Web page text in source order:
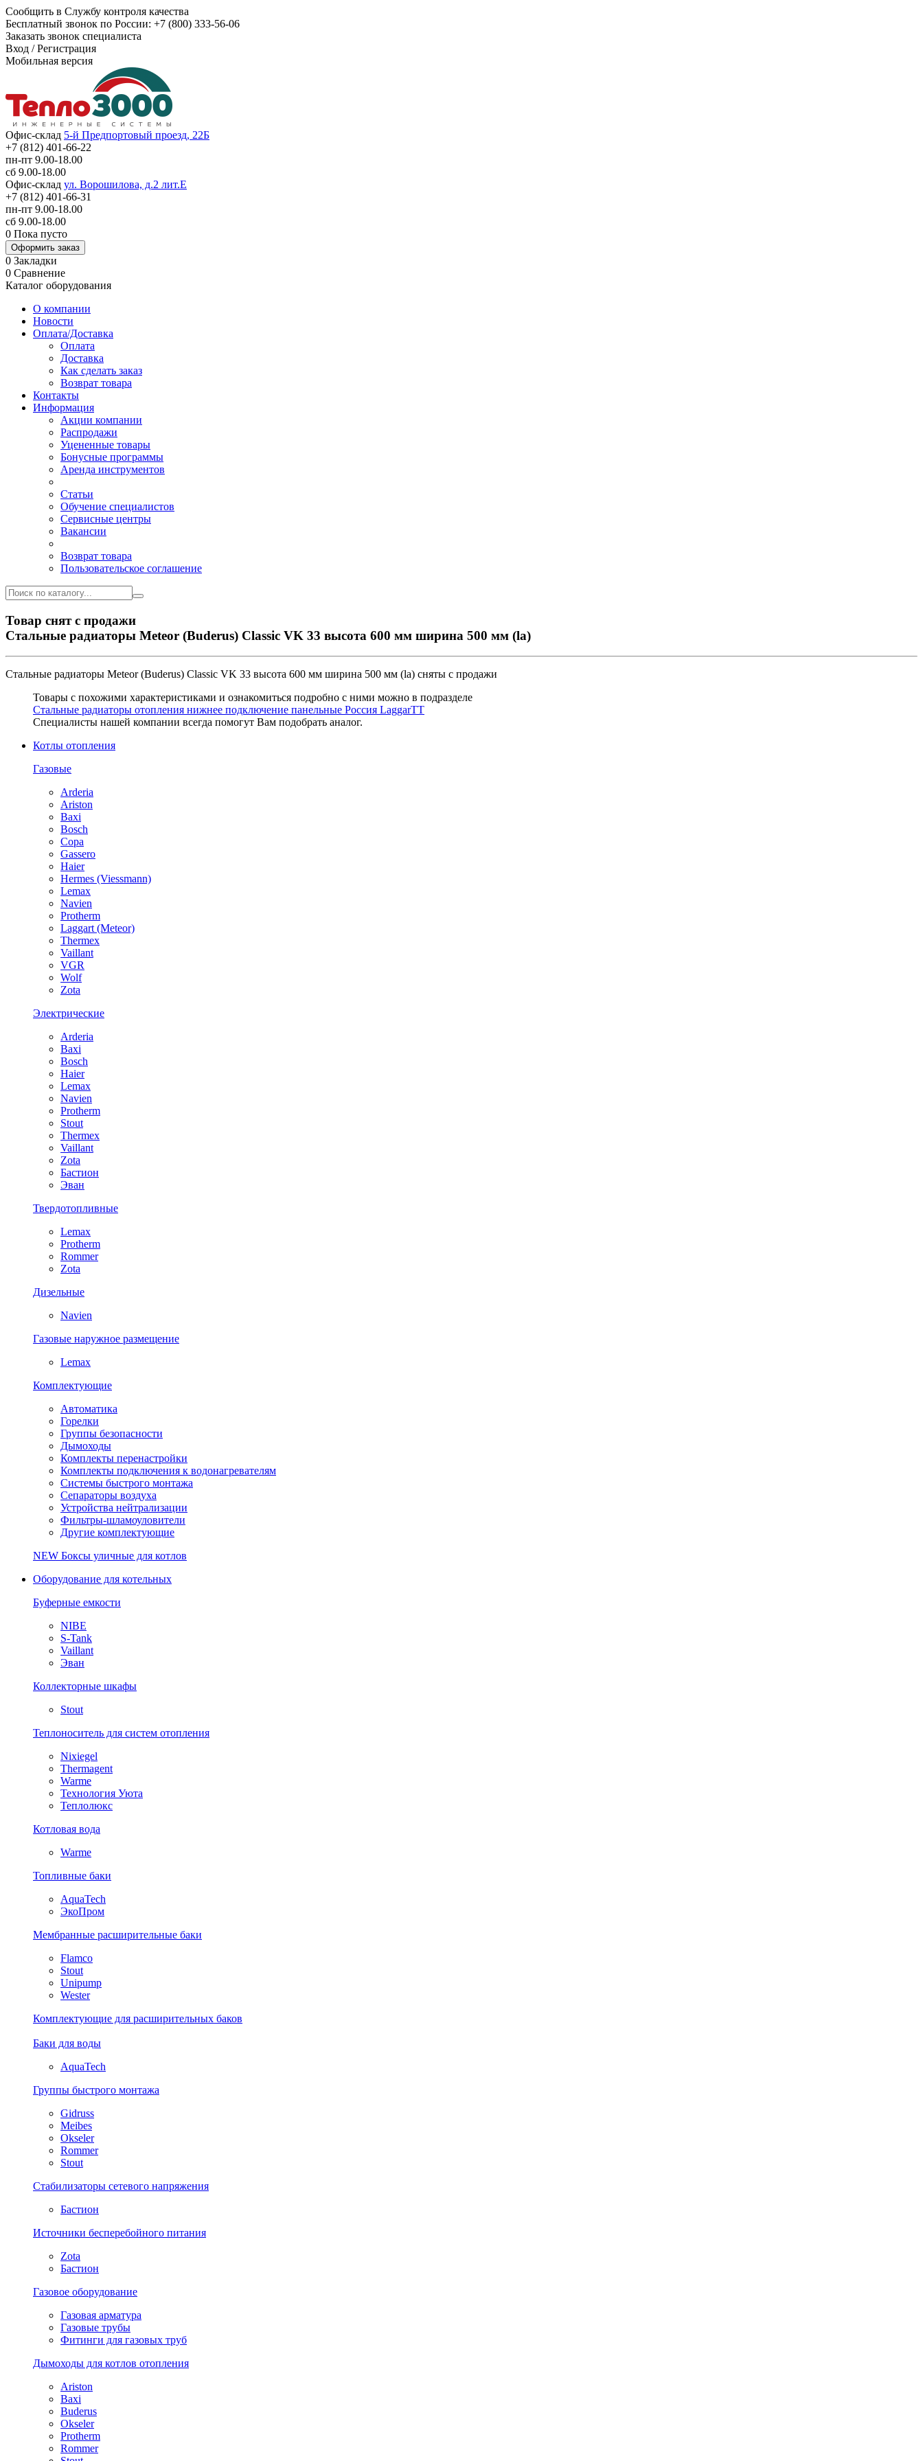
Сообщить в Службу контроля качества
Бесплатный звонок по России: +7 (800) 333-56-06
Заказать звонок специалиста
Вход /Регистрация
Мобильная версия
Офис-склад 5-й Предпортовый проезд, 22Б
+7 (812) 401-66-22
пн-пт 9.00-18.00
сб 9.00-18.00
Офис-склад ул. Ворошилова, д.2 лит.Е
+7 (812) 401-66-31
пн-пт 9.00-18.00
сб 9.00-18.00
0 Пока пусто
Оформить заказ
0 Закладки
0 Сравнение
Каталог оборудования
О компании
Новости
Оплата/Доставка
Оплата
Доставка
Как сделать заказ
Возврат товара
Контакты
Информация
Акции компании
Распродажи
Уцененные товары
Бонусные программы
Аренда инструментов
Статьи
Обучение специалистов
Сервисные центры
Вакансии
Возврат товара
Пользовательское соглашение
Товар снят с продажи
Стальные радиаторы Meteor (Buderus) Classic VK 33 высота 600 мм ширина 500 мм (la)
Стальные радиаторы Meteor (Buderus) Classic VK 33 высота 600 мм ширина 500 мм (la) сняты с продажи
Товары с похожими характеристиками и ознакомиться подробно с ними можно в подразделе
Стальные радиаторы отопления нижнее подключение панельные Россия LaggarTT
Специалисты нашей компании всегда помогут Вам подобрать аналог.
Котлы отопления
Газовые
Arderia
Ariston
Baxi
Bosch
Copa
Gassero
Haier
Hermes (Viessmann)
Lemax
Navien
Protherm
Laggart (Meteor)
Thermex
Vaillant
VGR
Wolf
Zota
Электрические
Arderia
Baxi
Bosch
Haier
Lemax
Navien
Protherm
Stout
Thermex
Vaillant
Zota
Бастион
Эван
Твердотопливные
Lemax
Protherm
Rommer
Zota
Дизельные
Navien
Газовые наружное размещение
Lemax
Комплектующие
Автоматика
Горелки
Группы безопасности
Дымоходы
Комплекты перенастройки
Комплекты подключения к водонагревателям
Системы быстрого монтажа
Сепараторы воздуха
Устройства нейтрализации
Фильтры-шламоуловители
Другие комплектующие
NEW Боксы уличные для котлов
Оборудование для котельных
Буферные емкости
NIBE
S-Tank
Vaillant
Эван
Коллекторные шкафы
Stout
Теплоноситель для систем отопления
Nixiegel
Thermagent
Warme
Технология Уюта
Теплолюкс
Котловая вода
Warme
Топливные баки
AquaTech
ЭкоПром
Мембранные расширительные баки
Flamco
Stout
Unipump
Wester
Комплектующие для расширительных баков
Баки для воды
AquaTech
Группы быстрого монтажа
Gidruss
Meibes
Okseler
Rommer
Stout
Стабилизаторы сетевого напряжения
Бастион
Источники бесперебойного питания
Zota
Бастион
Газовое оборудование
Газовая арматура
Газовые трубы
Фитинги для газовых труб
Дымоходы для котлов отопления
Ariston
Baxi
Buderus
Okseler
Protherm
Rommer